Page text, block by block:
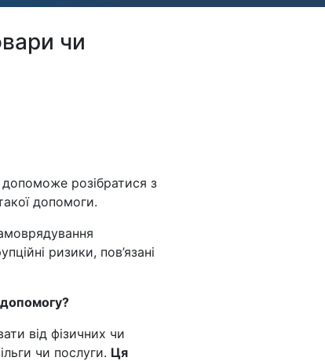
чи
допоможе розібратися з
допомоги.
ризики, пов’язані
від фізичних чи
чи послуги. Ця